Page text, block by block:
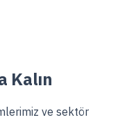
Kalın
ve sektör